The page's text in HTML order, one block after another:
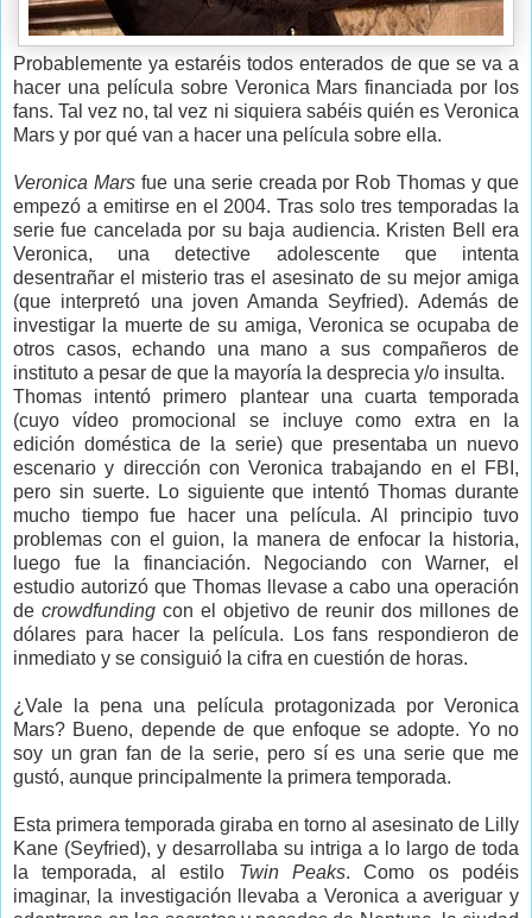
Probablemente ya estaréis todos enterados de que se va a
hacer una película sobre Veronica Mars financiada por los
fans. Tal vez no, tal vez ni siquiera sabéis quién es Veronica
Mars y por qué van a hacer una película sobre ella.
Veronica Marsfue una serie creada por Rob Thomas y que
empezó a emitirse en el 2004. Tras solo tres temporadas la
serie fue cancelada por su baja audiencia. Kristen Bell era
Veronica, una detective adolescente que intenta
desentrañar el misterio tras el asesinato de su mejor amiga
(que interpretó una joven Amanda Seyfried). Además de
investigar la muerte de su amiga, Veronica se ocupaba de
otros casos, echando una mano a sus compañeros de
instituto a pesar de que la mayoría la desprecia y/o insulta.
Thomas intentó primero plantear una cuarta temporada
(cuyo vídeo promocional se incluye como extra en la
edición doméstica de la serie) que presentaba un nuevo
escenario y dirección con Veronica trabajando en el FBI,
pero sin suerte. Lo siguiente que intentó Thomas durante
mucho tiempo fue hacer una película. Al principio tuvo
problemas con el guion, la manera de enfocar la historia,
luego fue la financiación. Negociando con Warner, el
estudio autorizó que Thomas llevase a cabo una operación
de crowdfunding con el objetivo de reunir dos millones de
dólares para hacer la película. Los fans respondieron de
inmediato y se consiguió la cifra en cuestión de horas.
¿Vale la pena una película protagonizada por Veronica
Mars? Bueno, depende de que enfoque se adopte. Yo no
soy un gran fan de la serie, pero sí es una serie que me
gustó, aunque principalmente la primera temporada.
Esta primera temporada giraba en torno al asesinato de Lilly
Kane (Seyfried), y desarrollaba su intriga a lo largo de toda
la temporada, al estilo Twin Peaks. Como os podéis
imaginar, la investigación llevaba a Veronica a averiguar y